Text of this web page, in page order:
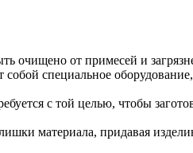
очищено от примесей и
специальное
с той целью, чтобы
материала, придавая